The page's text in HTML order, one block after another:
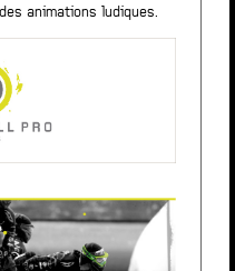
animations ludiques.